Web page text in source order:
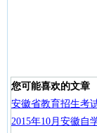
您可能喜欢的文章
安徽省教育招生考
2015年10月安徽自